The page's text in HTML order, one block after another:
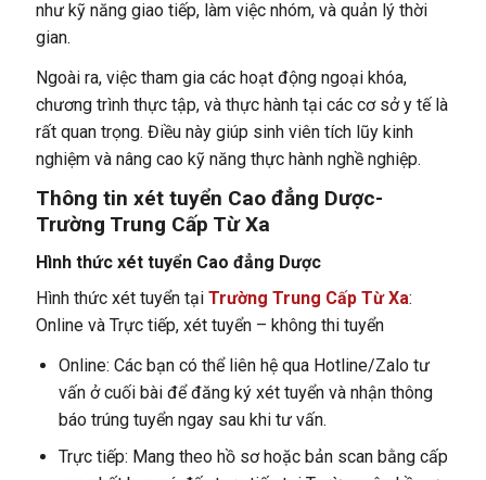
như kỹ năng giao tiếp, làm việc nhóm, và quản lý thời
gian.
Ngoài ra, việc tham gia các hoạt động ngoại khóa,
chương trình thực tập, và thực hành tại các cơ sở y tế là
rất quan trọng. Điều này giúp sinh viên tích lũy kinh
nghiệm và nâng cao kỹ năng thực hành nghề nghiệp.
Thông tin xét tuyển Cao đẳng Dược-
Trường Trung Cấp Từ Xa
Hình thức xét tuyển Cao đẳng Dược
Hình thức xét tuyển tại Trường Trung Cấp Từ Xa:
Online và Trực tiếp, xét tuyển – không thi tuyển
Online: Các bạn có thể liên hệ qua Hotline/Zalo tư
vấn ở cuối bài để đăng ký xét tuyển và nhận thông
báo trúng tuyển ngay sau khi tư vấn.
Trực tiếp: Mang theo hồ sơ hoặc bản scan bằng cấp